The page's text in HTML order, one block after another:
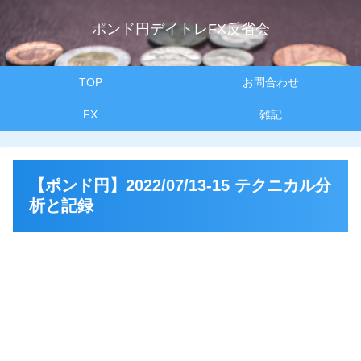
ポンド円デイトレFX反省会
TOP お問合わせ
FX 雑記
【ポンド円】2022/07/13-15 テクニカル分
析と記録